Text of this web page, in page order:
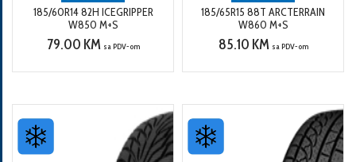
185/60R14 82H ICEGRIPPER
W850 M+S
79.00 KM sa PDV-om
185/65R15 88T ARCTERRAIN
W860 M+S
85.10 KM sa PDV-om